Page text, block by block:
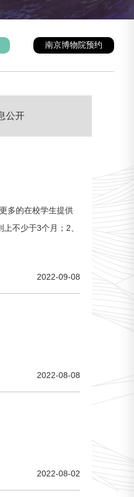
南京博物院预约
公开
多的在校学生提供
不少于3个月；2、
2022-09-08
2022-08-08
2022-08-02